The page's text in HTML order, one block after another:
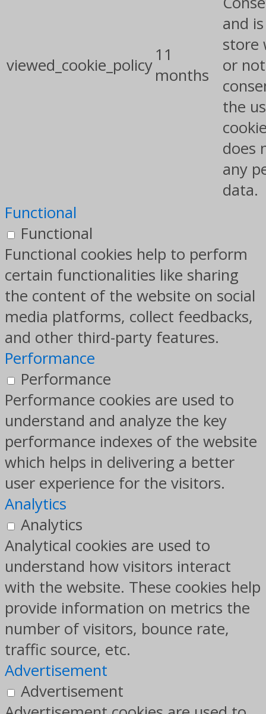
viewed_cookie_policy
11
months
and
store
or
the
does
any
data.
Functional
Functional
Functional cookies help to perform
certain functionalities like sharing
the content of the website on social
media platforms, collect feedbacks,
and other third-party features.
Performance
Performance
Performance cookies are used to
understand and analyze the key
performance indexes of the website
which helps in delivering a better
user experience for the visitors.
Analytics
Analytics
Analytical cookies are used to
understand how visitors interact
with the website. These cookies help
provide information on metrics the
number of visitors, bounce rate,
traffic source, etc.
Advertisement
Advertisement